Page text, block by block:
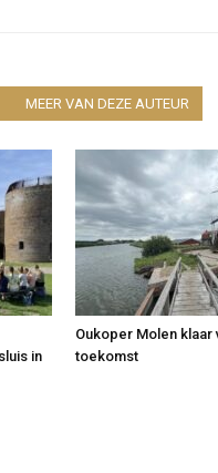
MEER VAN DEZE AUTEUR
in
Oukoper Molen klaar
toekomst